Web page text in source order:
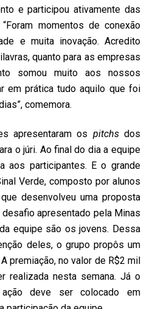
e participou ativamente das
momentos de conexão
e muita inovação. Acredito
quanto para as empresas
somou muito aos nossos
em prática tudo aquilo que foi
comemora.
apresentaram os pitchsdos
o júri. Ao final do dia a equipe
aos participantes. E o grande
Verde, composto por alunos
desenvolveu uma proposta
desafio apresentado pela Minas
equipe são os jovens. Dessa
deles, o grupo propôs um
premiação, no valor de R$2 mil
realizada nesta semana. Já o
ação deve ser colocado em